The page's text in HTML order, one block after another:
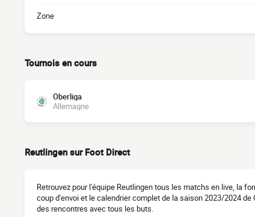
Zone
Tournois en cours
Oberliga
Allemagne
Reutlingen sur Foot Direct
Retrouvez pour l'équipe Reutlingen tous les matchs en live, la
coup d'envoi et le calendrier complet de la saison 2023/2024
des rencontres avec tous les buts.